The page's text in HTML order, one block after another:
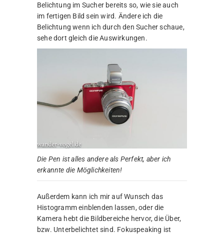
Belichtung im Sucher bereits so, wie sie auch
im fertigen Bild sein wird. Ändere ich die
Belichtung wenn ich durch den Sucher schaue,
sehe dort gleich die Auswirkungen.
Die Pen ist alles andere als Perfekt, aber ich
erkannte die Möglichkeiten!
Außerdem kann ich mir auf Wunsch das
Histogramm einblenden lassen, oder die
Kamera hebt die Bildbereiche hervor, die Über,
bzw. Unterbelichtet sind. Fokuspeaking ist